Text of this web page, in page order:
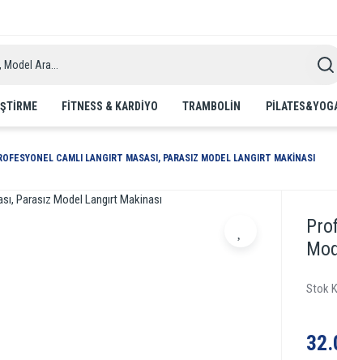
FITNESS & KARDIYO TRAMBOLIN
CAMLI LANGIRT MASASI, PARASIZ MODEL LANGIRT MAKINASI
Stok